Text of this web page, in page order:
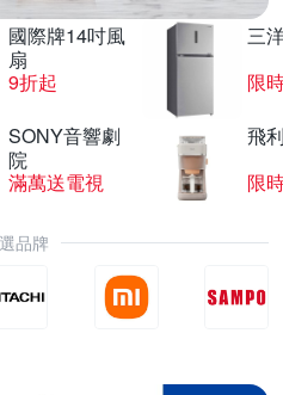
國際牌14吋風
扇
9折起
三
限
SONY音響劇
院
滿萬送電視
飛
限
品牌